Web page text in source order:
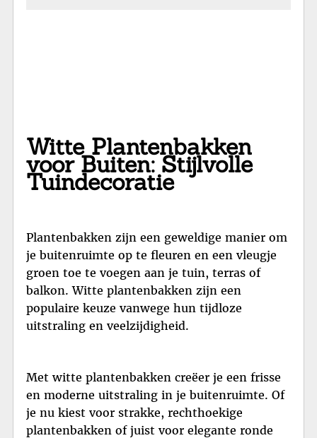
Witte Plantenbakken
voor Buiten: Stijlvolle
Tuindecoratie
Plantenbakken zijn een geweldige manier om
je buitenruimte op te fleuren en een vleugje
groen toe te voegen aan je tuin, terras of
balkon. Witte plantenbakken zijn een
populaire keuze vanwege hun tijdloze
uitstraling en veelzijdigheid.
Met witte plantenbakken creëer je een frisse
en moderne uitstraling in je buitenruimte. Of
je nu kiest voor strakke, rechthoekige
plantenbakken of juist voor elegante ronde